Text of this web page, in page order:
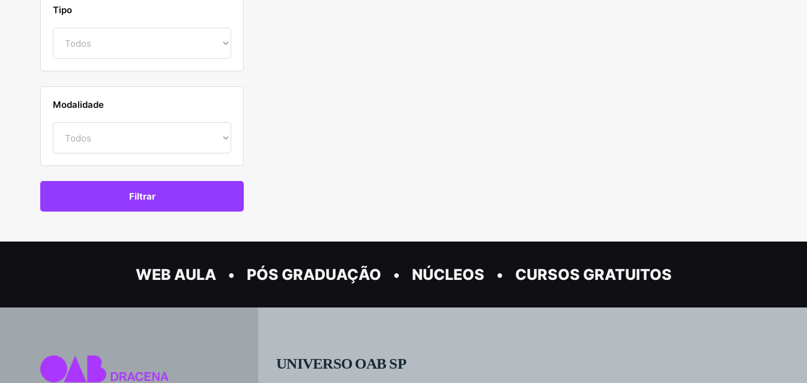
Tipo
Modalidade
WEB AULA PÓS GRADUAÇÃO NÚCLEOS CURSOS GRATUITOS
UNIVERSO OAB SP